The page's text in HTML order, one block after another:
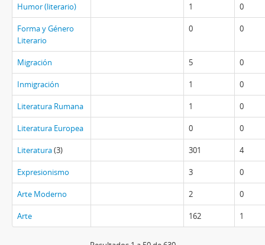
Humor (literario) 1 0
Forma y Género
Literario
0 0
Migración 5 0
Inmigración 1 0
Literatura Rumana 1 0
Literatura Europea 0 0
Literatura(3) 301 4
Expresionismo 3 0
Arte Moderno 2 0
Arte 162 1